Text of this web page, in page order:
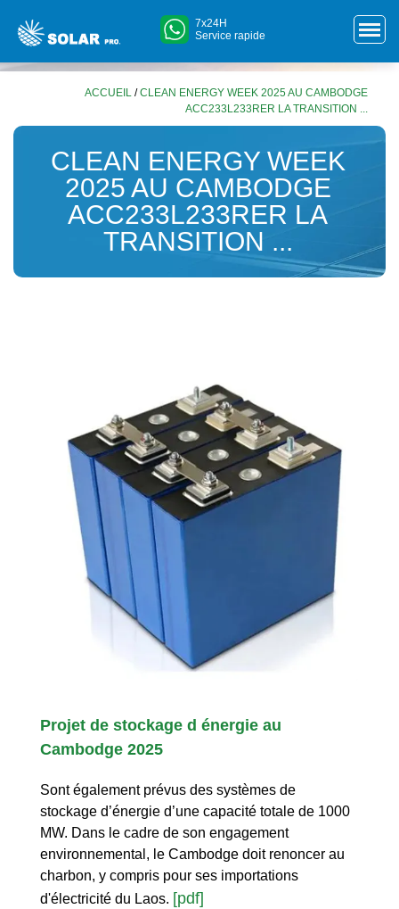
7x24H
Service rapide
ACCUEIL /CLEAN ENERGY WEEK 2025 AU CAMBODGE
ACC233L233RER LA TRANSITION ...
CLEAN ENERGY WEEK
2025 AU CAMBODGE
ACC233L233RER LA
TRANSITION ...
Projet de stockage d énergie au
Cambodge 2025
Sont également prévus des systèmes de
stockage d’énergie d’une capacité totale de 1000
MW. Dans le cadre de son engagement
environnemental, le Cambodge doit renoncer au
charbon, y compris pour ses importations
d'électricité du Laos. [pdf]